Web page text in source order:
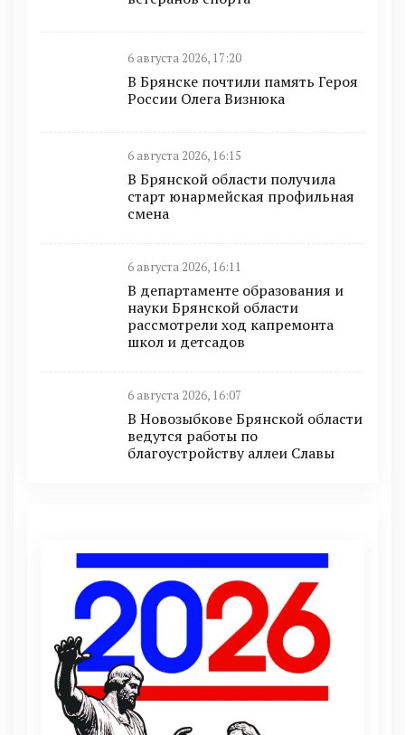
6 августа 2026, 17:20
В Брянске почтили память Героя
России Олега Визнюка
6 августа 2026, 16:15
В Брянской области получила
старт юнармейская профильная
смена
6 августа 2026, 16:11
В департаменте образования и
науки Брянской области
рассмотрели ход капремонта
школ и детсадов
6 августа 2026, 16:07
В Новозыбкове Брянской области
ведутся работы по
благоустройству аллеи Славы